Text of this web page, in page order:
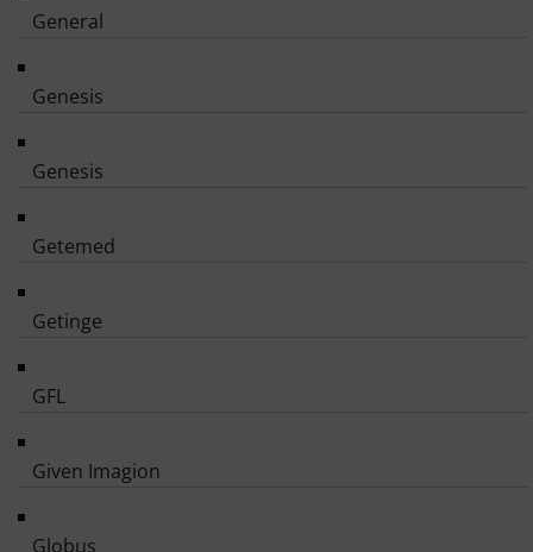
General
Genesis
Genesis
Getemed
Getinge
GFL
Given Imagion
Globus